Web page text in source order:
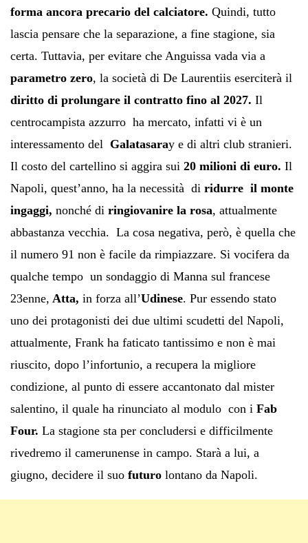
forma ancora precario del calciatore. Quindi, tutto
lascia pensare che la separazione, a fine stagione, sia
certa. Tuttavia, per evitare che Anguissa vada via a
parametro zero, la società di De Laurentiis eserciterà il
diritto di prolungare il contratto fino al 2027. Il
centrocampista azzurro ha mercato, infatti vi è un
interessamento del Galatasaray e di altri club stranieri.
Il costo del cartellino si aggira sui 20 milioni di euro. Il
Napoli, quest’anno, ha la necessità di ridurre il monte
ingaggi, nonché di ringiovanire la rosa, attualmente
abbastanza vecchia. La cosa negativa, però, è quella che
il numero 91 non è facile da rimpiazzare. Si vocifera da
qualche tempo un sondaggio di Manna sul francese
23enne, Atta, in forza all’Udinese. Pur essendo stato
uno dei protagonisti dei due ultimi scudetti del Napoli,
attualmente, Frank ha faticato tantissimo e non è mai
riuscito, dopo l’infortunio, a recupera la migliore
condizione, al punto di essere accantonato dal mister
salentino, il quale ha rinunciato al modulo con i Fab
Four. La stagione sta per concludersi e difficilmente
rivedremo il camerunense in campo. Starà a lui, a
giugno, decidere il suo futuro lontano da Napoli.